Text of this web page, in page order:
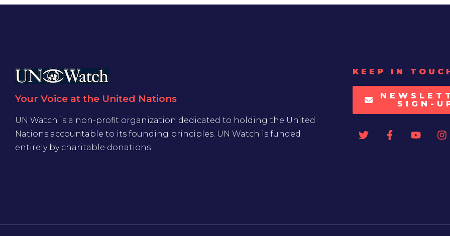
Your Voice at the United Nations
UN Watch is a non-profit organization dedicated to holding the United
Nations accountable to its founding principles. UN Watch is funded
entirely by charitable donations
KEEP IN
SIGN-